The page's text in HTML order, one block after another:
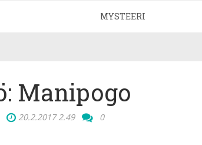
MYSTEERI
Manipogo
20.2.20172.49 0